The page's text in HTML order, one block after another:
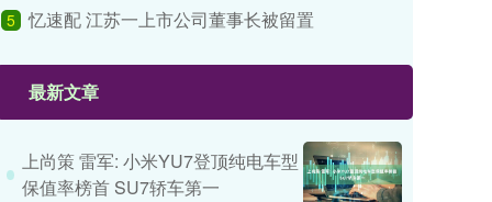
5 忆速配 江苏一上市公司董事长被留置
最新文章
上尚策 雷军: 小米YU7登顶纯电车型
保值率榜首 SU7轿车第一